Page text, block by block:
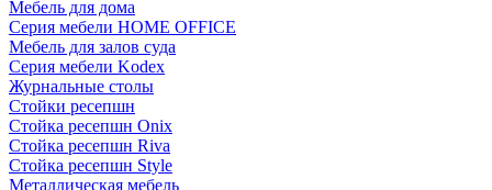
Мебель для дома
Серия мебели HOME OFFICE
Мебель для залов суда
Серия мебели Kodex
Журнальные столы
Стойки ресепшн
Стойка ресепшн Onix
Стойка ресепшн Riva
Стойка ресепшн Style
Металлическая мебель